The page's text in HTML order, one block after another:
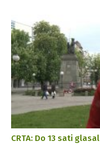
CRTA: Do 13 sati